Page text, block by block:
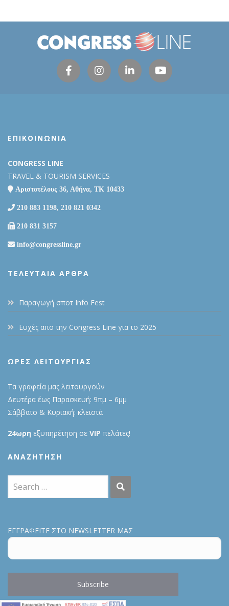
ΕΠΙΚΟΙΝΩΝΙΑ
CONGRESS LINE
TRAVEL & TOURISM SERVICES
Αριστοτέλους 36, Αθήνα, ΤΚ 10433
210 883 1198, 210 821 0342
210 831 3157
info@congressline.gr
ΤΕΛΕΥΤΑΊΑ ΆΡΘΡΑ
Παραγωγή σποτ Info Fest
Ευχές απο την Congress Line για το 2025
ΩΡΕΣ ΛΕΙΤΟΥΡΓΙΑΣ
Τα γραφεία μας λειτουργούν
Δευτέρα έως Παρασκευή: 9πμ – 6μμ
Σάββατο & Κυριακή: κλειστά
24ωρη εξυπηρέτηση σε VIP πελάτες!
ΑΝΑΖΉΤΗΣΗ
ΕΓΓΡΑΦΕΙΤΕ ΣΤΟ NEWSLETTER ΜΑΣ